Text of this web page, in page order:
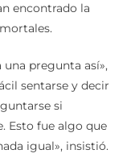
encontrado la
pregunta así»,
sentarse y decir
si
Esto fue algo que
igual», insistió.